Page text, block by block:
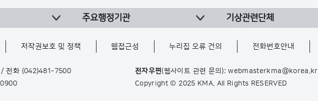
주요행정기관 기상관련단체
저작권보호 및 정책 웹접근성 누리집 오류 건의 전화번호안내
/ 전화 (042)481-7500
전자우편(웹사이트 관련 문의): webmasterkma@korea.kr
Copyright © 2025 KMA. All Rights RESERVED